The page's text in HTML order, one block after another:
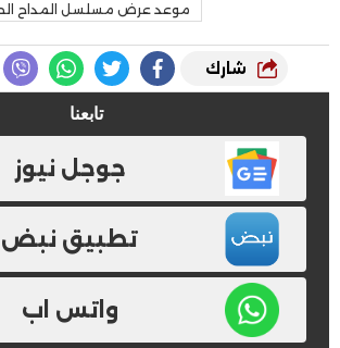
موعد عرض مسلسل المداح
شارك
تابعنا
جوجل نيوز
تطبيق نبض
واتس اب